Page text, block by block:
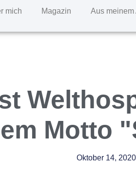
mich Magazin Aus meinem
Motto
Oktober 14, 2020